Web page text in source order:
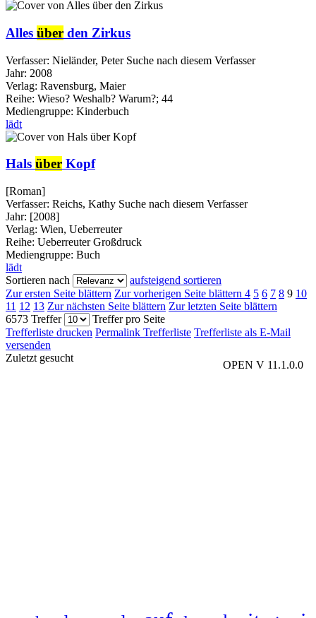
Alles über den Zirkus
Verfasser: Nieländer, Peter Suche nach diesem Verfasser
Jahr: 2008
Verlag: Ravensburg, Maier
Reihe: Wieso? Weshalb? Warum?; 44
Mediengruppe: Kinderbuch
lädt
Hals über Kopf
[Roman]
Verfasser: Reichs, Kathy Suche nach diesem Verfasser
Jahr: [2008]
Verlag: Wien, Ueberreuter
Reihe: Ueberreuter Großdruck
Mediengruppe: Buch
lädt
Sortieren nach
aufsteigend sortieren
Zur ersten Seite blättern Zur vorherigen Seite blättern 4 5 6 7 8 9 10
11 12 13 Zur nächsten Seite blättern Zur letzten Seite blättern
6573 Treffer
Treffer pro Seite
Trefferliste drucken Permalink Trefferliste Trefferliste als E-Mail
versenden
OPEN V 11.1.0.0
Zuletzt gesucht